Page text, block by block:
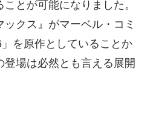
とが可能になりました。
クス』がマーベル・コミ
を原作としていることか
登場は必然とも言える展開